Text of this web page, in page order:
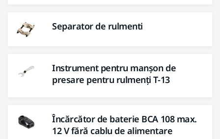
Separator de rulmenti
Instrument pentru manșon de
presare pentru rulmenți T-13
Încărcător de baterie BCA 108 max.
12 V fără cablu de alimentare